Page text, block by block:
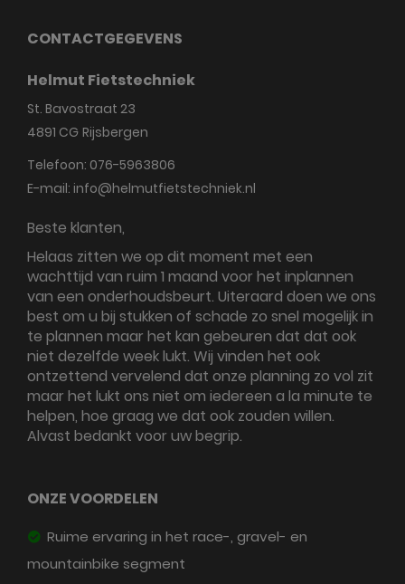
CONTACTGEGEVENS
Helmut Fietstechniek
St. Bavostraat 23
4891 CG Rijsbergen
Telefoon: 076-5963806
E-mail: info@helmutfietstechniek.nl
Beste klanten,
Helaas zitten we op dit moment met een
wachttijd van ruim 1 maand voor het inplannen
van een onderhoudsbeurt. Uiteraard doen we ons
best om u bij stukken of schade zo snel mogelijk in
te plannen maar het kan gebeuren dat dat ook
niet dezelfde week lukt. Wij vinden het ook
ontzettend vervelend dat onze planning zo vol zit
maar het lukt ons niet om iedereen a la minute te
helpen, hoe graag we dat ook zouden willen.
Alvast bedankt voor uw begrip.
ONZE VOORDELEN
Ruime ervaring in het race-, gravel- en
mountainbike segment